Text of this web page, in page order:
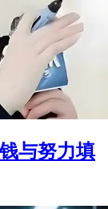
与努力填